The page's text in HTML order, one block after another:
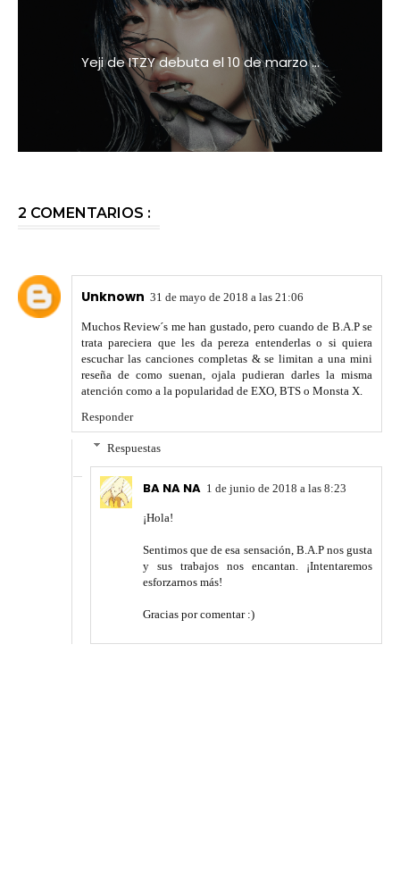
Yeji de ITZY debuta el 10 de marzo ...
2 COMENTARIOS :
Unknown 31 de mayo de 2018 a las 21:06
Muchos Review´s me han gustado, pero cuando de B.A.P se
trata pareciera que les da pereza entenderlas o si quiera
escuchar las canciones completas & se limitan a una mini
reseña de como suenan, ojala pudieran darles la misma
atención como a la popularidad de EXO, BTS o Monsta X.
Responder
Respuestas
BA NA NA 1 de junio de 2018 a las 8:23
¡Hola!
Sentimos que de esa sensación, B.A.P nos gusta
y sus trabajos nos encantan. ¡Intentaremos
esforzarnos más!
Gracias por comentar :)